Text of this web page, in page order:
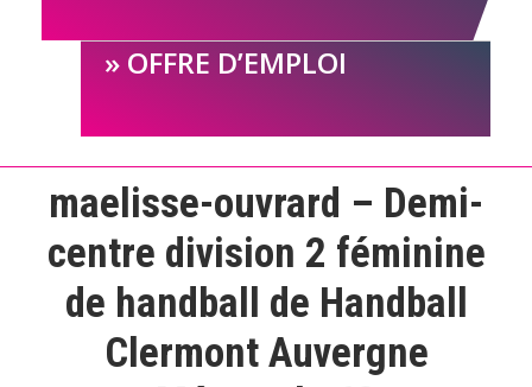
OFFRE D’EMPLOI
maelisse-ouvrard – Demi-
centre division 2 féminine
de handball de Handball
Clermont Auvergne